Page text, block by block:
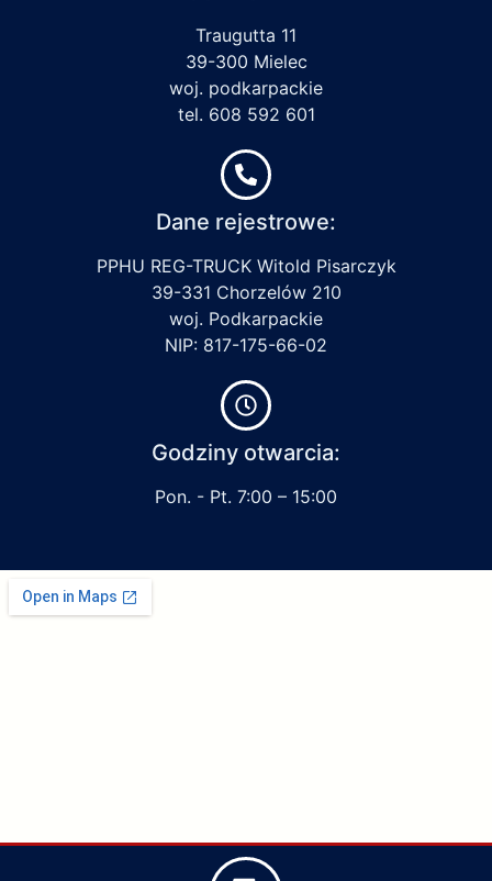
Traugutta 11
39-300 Mielec
woj. podkarpackie
tel. 608 592 601
Dane rejestrowe:
PPHU REG-TRUCK Witold Pisarczyk
39-331 Chorzelów 210
woj. Podkarpackie
NIP: 817-175-66-02
Godziny otwarcia:
Pon. - Pt. 7:00 – 15:00